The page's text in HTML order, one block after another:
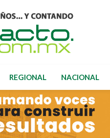
REGIONAL NACIONAL